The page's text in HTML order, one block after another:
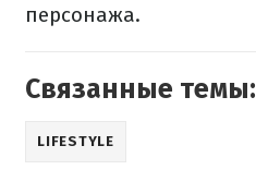
персонажа.
Связанные темы:
LIFESTYLE